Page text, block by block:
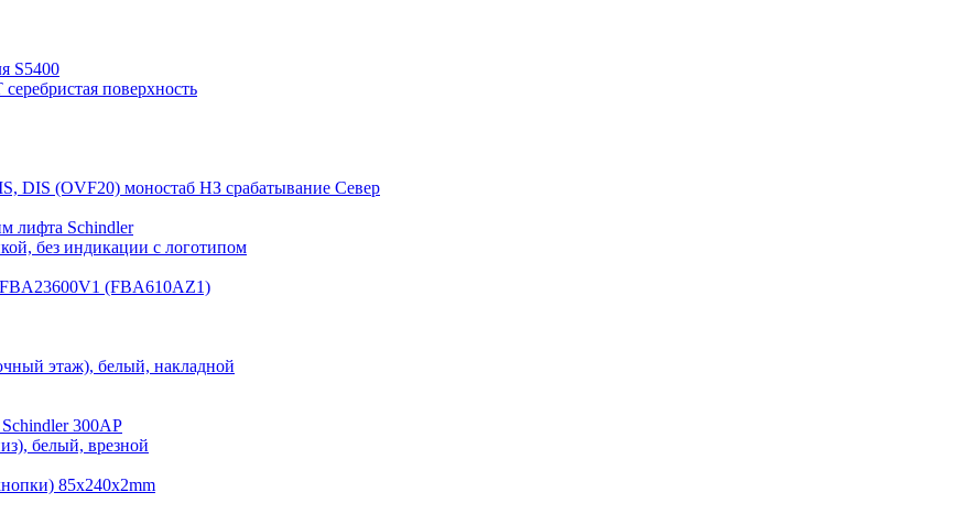
S5400
поверхность
DIS (OVF20) моностаб НЗ срабатывание Cевер
лифта Schindler
без индикации с логотипом
(FBA610AZ1)
этаж), белый, накладной
300AP
белый, врезной
85х240х2mm